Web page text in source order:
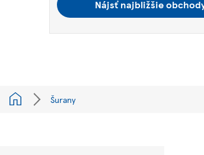
Nájsť najbližšie
Šurany